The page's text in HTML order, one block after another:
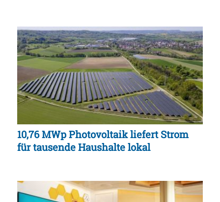
10,76 MWp Photovoltaik liefert Strom
für tausende Haushalte lokal